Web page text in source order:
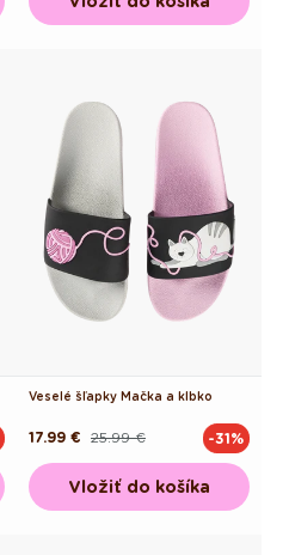
Veselé šľapky Mačka a klbko
Pôvodná25.99 €
Akciová
17.99 € -31%
Vložiť do košíka